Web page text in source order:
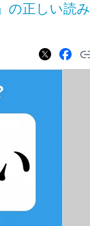
の正しい読み